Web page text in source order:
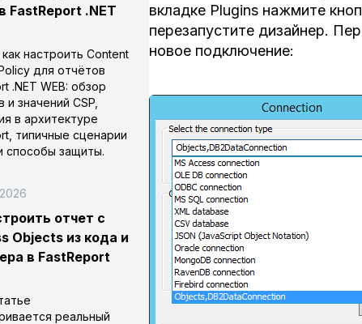
вкладке Plugins нажмите
перезапустите дизайнер.
новое подключение:
FastReport .NET
настроить Content
для отчётов
.NET WEB: обзор
и значений CSP,
в архитектуре
типичные сценарии
способы защиты.
отчет с
Objects из кода и
в FastReport
реальный